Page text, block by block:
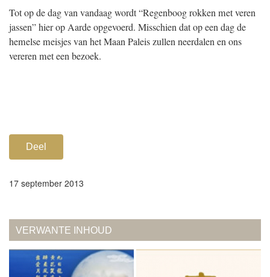
Tot op de dag van vandaag wordt “Regenboog rokken met veren
jassen” hier op Aarde opgevoerd. Misschien dat op een dag de
hemelse meisjes van het Maan Paleis zullen neerdalen en ons
vereren met een bezoek.
Deel
17 september 2013
VERWANTE INHOUD